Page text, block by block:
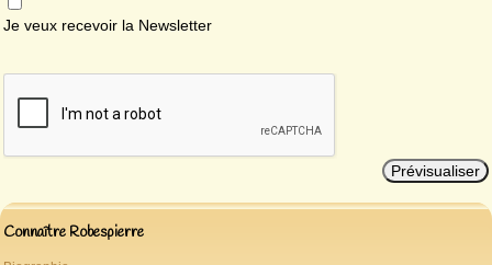
Je veux recevoir la Newsletter
Connaître Robespierre